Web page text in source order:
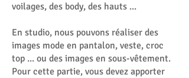
voilages, des body, des hauts ...
En studio, nous pouvons réaliser des
images mode en pantalon, veste, croc
top ... ou des images en sous-vêtement.
Pour cette partie, vous devez apporter